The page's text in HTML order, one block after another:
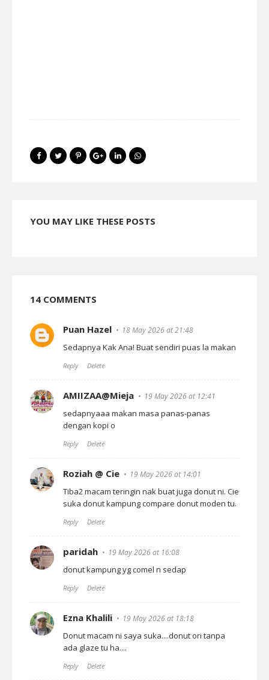
YOU MAY LIKE THESE POSTS
14 COMMENTS
Puan Hazel 18 May 2026 at 21:48
Sedapnya Kak Ana! Buat sendiri puas la makan
Reply Delete
AMIIZAA@Mieja 19 May 2026 at 12:41
sedapnyaaa makan masa panas-panas
dengan kopi o
Reply Delete
Roziah @ Cie 19 May 2026 at 14:01
Tiba2 macam teringin nak buat juga donut ni. Cie
suka donut kampung compare donut moden tu.
Reply Delete
paridah 19 May 2026 at 16:08
donut kampung yg comel n sedap
Reply Delete
Ezna Khalili 19 May 2026 at 18:18
Donut macam ni saya suka....donut ori tanpa
ada glaze tu ha....
Reply Delete